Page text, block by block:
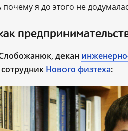
я до этого не
декан
Нового физтеха: